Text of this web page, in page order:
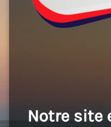
Notre site